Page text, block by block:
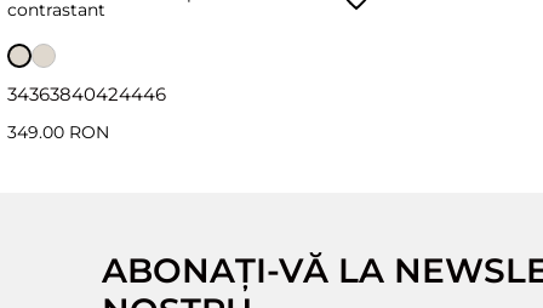
contrastant
34363840424446
349.00 RON
ABONAȚI-VĂ LA